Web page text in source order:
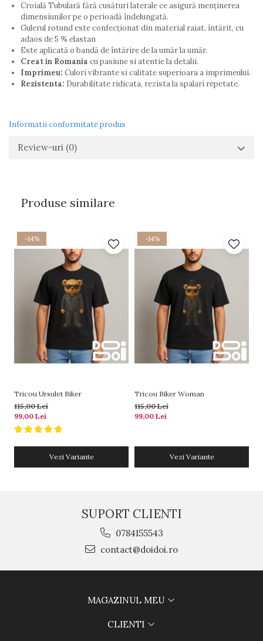
Croială Tubulară fără cusături laterale ce asigură menţinerea
dimensiunilor pe o perioadă îndelungată.
Gulerul rotund este confecționat din material raiat, întărit, cu
adaos de 5 % elastan
Este aplicată o bandă de întărire de la umăr la umăr.
Creat in Romania cu pasiune si atentie la detalii.
Imprimeu: Culori vibrante si calitate superioara a imprimeului.
Rezistenta: Durabilitate ridicata, rezista la spalari repetate.
Informatii conformitate produs
Review-uri (0)
Produse similare
-14%
Tricou Ursulet Biker
115,00 Lei
99,00 Lei
Vezi Variante
-14%
Tricou Biker Woman
115,00 Lei
99,00 Lei
Vezi Variante
SUPORT CLIENTI
0784155543
contact@doidoi.ro
MAGAZINUL MEU
CLIENTI